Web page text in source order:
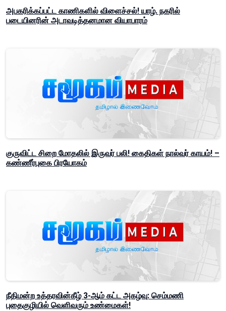
அபகரிக்கப்பட்ட காணிகளில் விளைச்சல்! யாழ். நகரில்
படையினரின் அடாவடித்தனமான வியாபாரம்
குருவிட்ட சிறை மோதலில் இருவர் பலி! கைதிகள் நால்வர் காயம்! –
கண்ணீர்புகை பிரயோகம்
நீதிமன்ற உத்தரவின்கீழ் 3-ஆம் கட்ட அகழ்வு: செம்மணி
புதைகுழியில் வெளிவரும் உண்மைகள்!